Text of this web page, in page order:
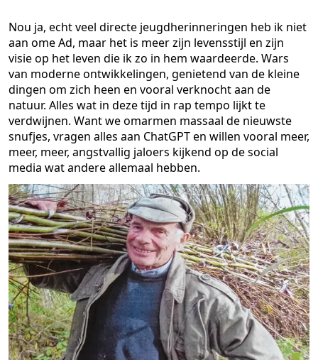
Nou ja, echt veel directe jeugdherinneringen heb ik niet
aan ome Ad, maar het is meer zijn levensstijl en zijn
visie op het leven die ik zo in hem waardeerde. Wars
van moderne ontwikkelingen, genietend van de kleine
dingen om zich heen en vooral verknocht aan de
natuur. Alles wat in deze tijd in rap tempo lijkt te
verdwijnen. Want we omarmen massaal de nieuwste
snufjes, vragen alles aan ChatGPT en willen vooral meer,
meer, meer, angstvallig jaloers kijkend op de social
media wat andere allemaal hebben.